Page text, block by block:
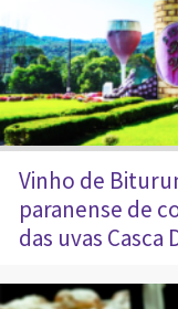
Vinho de
paranense de
das uvas Casca